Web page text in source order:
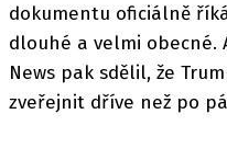
dokumentu oficiálně
dlouhé a velmi obecné.
News pak sdělil, že
zveřejnit dříve než po